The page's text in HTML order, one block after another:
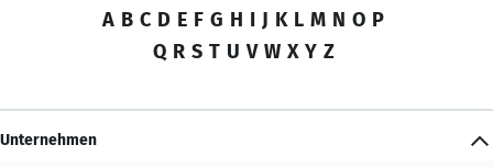
A B C D E F G H I J K L M N O P
Q R S T U V W X Y Z
Unternehmen